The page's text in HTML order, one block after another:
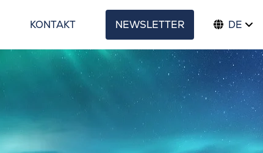
KONTAKT NEWSLETTER DE